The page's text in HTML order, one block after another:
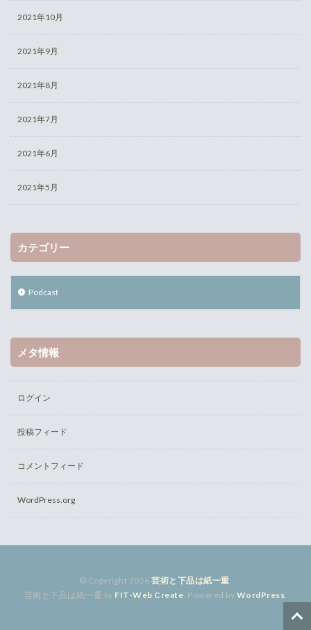
2021年10月
2021年9月
2021年8月
2021年7月
2021年6月
2021年5月
カテゴリー
Podcast
メタ情報
ログイン
投稿フィード
コメントフィード
WordPress.org
© Copyright 2026芸術と下品は紙一重.
芸術と下品は紙一重 by FIT-Web Create. Powered by WordPress.